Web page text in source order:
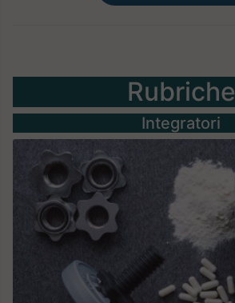
Rubriche
Integratori